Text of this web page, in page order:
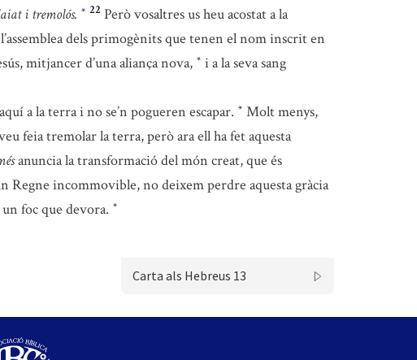
i tremolós. * 22 Però vosaltres us heu acostat a la
dels primogènits que tenen el nom inscrit en
mitjancer d’una aliança nova, * i a la seva sang
a la terra i no se’n pogueren escapar. * Molt menys,
feia tremolar la terra, però ara ell ha fet aquesta
anuncia la transformació del món creat, que és
Regne incommovible, no deixem perdre aquesta gràcia
foc que devora. *
Carta als Hebreus 13